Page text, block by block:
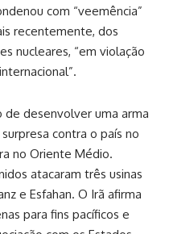
com “veemência”
recentemente, dos
nucleares, “em violação
de desenvolver uma arma
contra o país no
no Oriente Médio.
atacaram três usinas
e Esfahan. O Irã afirma
para fins pacíficos e